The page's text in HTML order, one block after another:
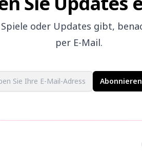
Spiele oder Updates gibt,
per E-Mail.
Abonnieren